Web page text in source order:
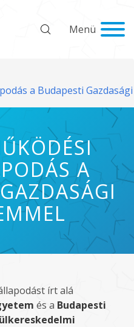
Menü
a Budapesti
A
írt alá
és a Budapesti